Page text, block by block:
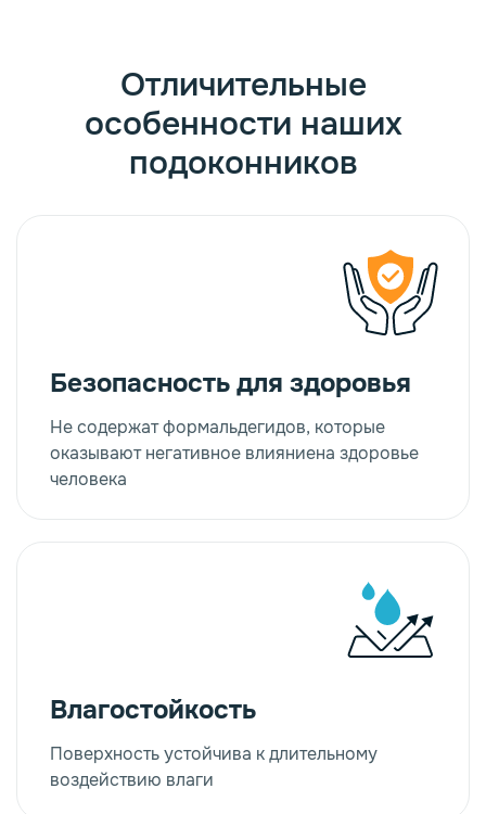
Отличительные
особенности наших
подоконников
Безопасность для здоровья
Не содержат формальдегидов, которые
оказывают негативное влияниена здоровье
человека
Влагостойкость
Поверхность устойчива к длительному
воздействию влаги